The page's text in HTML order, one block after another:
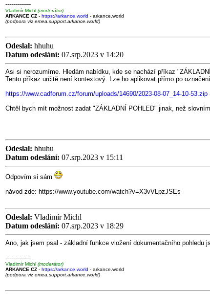
-------------
Vladimír Michl (moderátor)
ARKANCE CZ- https://arkance.world - arkance.world
(podpora viz emea.support.arkance.world)
Odeslal: hhuhu
Datum odeslání: 07.srp.2023 v 14:20
Asi si nerozumíme. Hledám nabídku, kde se nachází příkaz
Tento příkaz určitě není kontextový. Lze ho aplikovat přímo po
https://www.cadforum.cz/forum/uploads/14690/2023-08-07_14-10-53.zip
Chtěl bych mít možnost zadat "ZÁKLADNÍ POHLED" jinak, než
Odeslal: hhuhu
Datum odeslání: 07.srp.2023 v 15:11
Odpovím si sám
návod zde: https://www.youtube.com/watch?v=X3vVLpzJSEs
Odeslal: Vladimír Michl
Datum odeslání: 07.srp.2023 v 18:29
Ano, jak jsem psal - základní funkce vložení dokumentačního
-------------
Vladimír Michl (moderátor)
ARKANCE CZ- https://arkance.world - arkance.world
(podpora viz emea.support.arkance.world)